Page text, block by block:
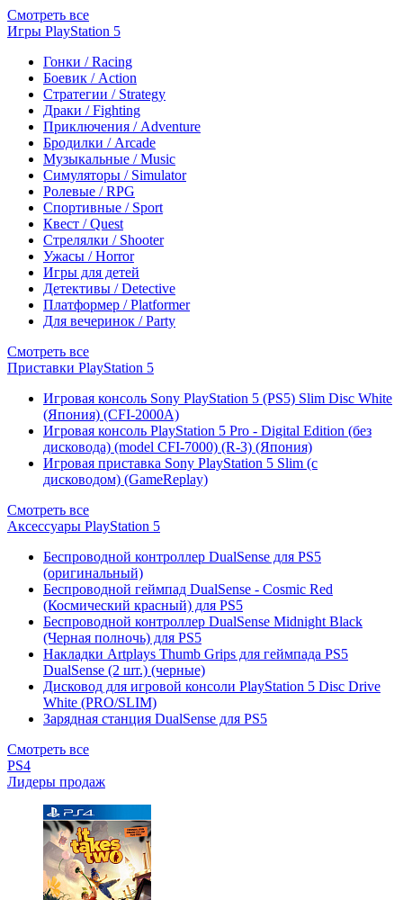
Смотреть все
Игры PlayStation 5
Гонки / Racing
Боевик / Action
Стратегии / Strategy
Драки / Fighting
Приключения / Adventure
Бродилки / Arcade
Музыкальные / Music
Симуляторы / Simulator
Ролевые / RPG
Спортивные / Sport
Квест / Quest
Стрелялки / Shooter
Ужасы / Horror
Игры для детей
Детективы / Detective
Платформер / Platformer
Для вечеринок / Party
Смотреть все
Приставки PlayStation 5
Игровая консоль Sony PlayStation 5 (PS5) Slim Disc White
(Япония) (CFI-2000A)
Игровая консоль PlayStation 5 Pro - Digital Edition (без
дисковода) (model CFI-7000) (R-3) (Япония)
Игровая приставка Sony PlayStation 5 Slim (с
дисководом) (GameReplay)
Смотреть все
Аксессуары PlayStation 5
Беспроводной контроллер DualSense для PS5
(оригинальный)
Беспроводной геймпад DualSense - Cosmic Red
(Космический красный) для PS5
Беспроводной контроллер DualSense Midnight Black
(Черная полночь) для PS5
Накладки Artplays Thumb Grips для геймпада PS5
DualSense (2 шт.) (черные)
Дисковод для игровой консоли PlayStation 5 Disc Drive
White (PRO/SLIM)
Зарядная станция DualSense для PS5
Смотреть все
PS4
Лидеры продаж